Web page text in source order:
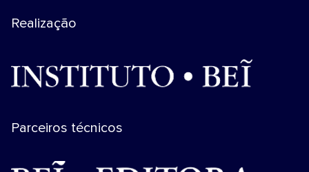
Realização
Parceiros técnicos